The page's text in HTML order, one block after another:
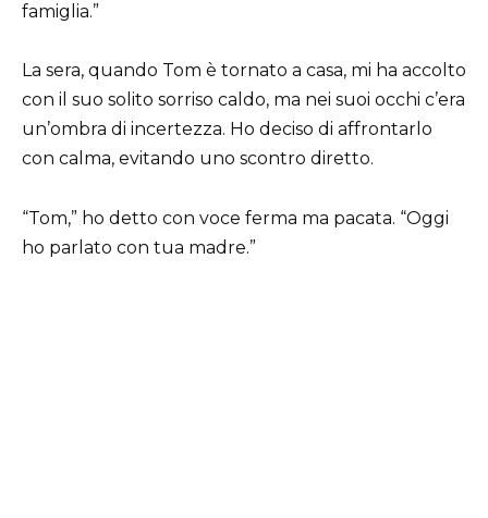
famiglia.”
La sera, quando Tom è tornato a casa, mi ha accolto
con il suo solito sorriso caldo, ma nei suoi occhi c’era
un’ombra di incertezza. Ho deciso di affrontarlo
con calma, evitando uno scontro diretto.
“Tom,” ho detto con voce ferma ma pacata. “Oggi
ho parlato con tua madre.”